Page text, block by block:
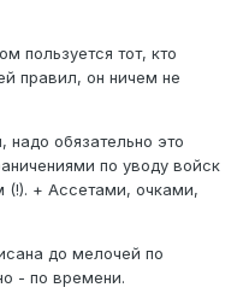
пользуется тот, кто
правил, он ничем не
обязательно это
по уводу войск
(!). + Ассетами, очками,
до мелочей по
- по времени.